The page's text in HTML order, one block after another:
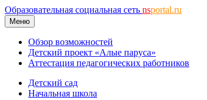
Образовательная социальная сеть nsportal.ru
Меню
Обзор возможностей
Детский проект «Алые паруса»
Аттестация педагогических работников
Детский сад
Начальная школа